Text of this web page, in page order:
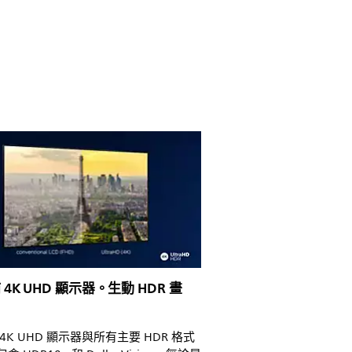
UHD 顯示器。生動 HDR 畫
UHD 顯示器與所有主要 HDR 格式